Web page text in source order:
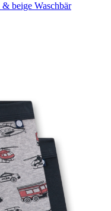
beige Waschbär